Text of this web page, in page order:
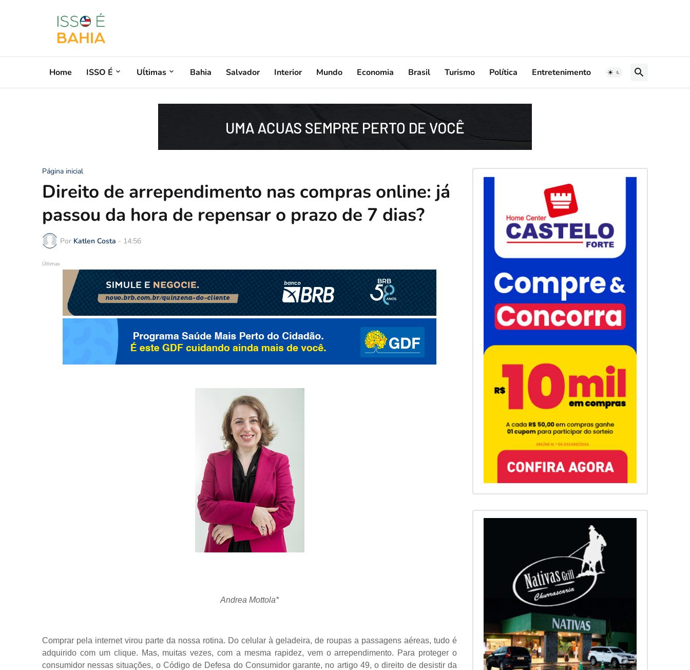
Home ISSO É Uĺtimas Bahia Salvador Interior Mundo Economia Brasil Turismo Política Entretenimento
Página inicial
Direito de arrependimento nas compras online: já
passou da hora de repensar o prazo de 7 dias?
Por Katlen Costa - 14:56
Últimas
Andrea Mottola*
Comprar pela internet virou parte da nossa rotina. Do celular à geladeira, de roupas a passagens aéreas, tudo é
adquirido com um clique. Mas, muitas vezes, com a mesma rapidez, vem o arrependimento. Para proteger o
consumidor nessas situações, o Código de Defesa do Consumidor garante, no artigo 49, o direito de desistir da